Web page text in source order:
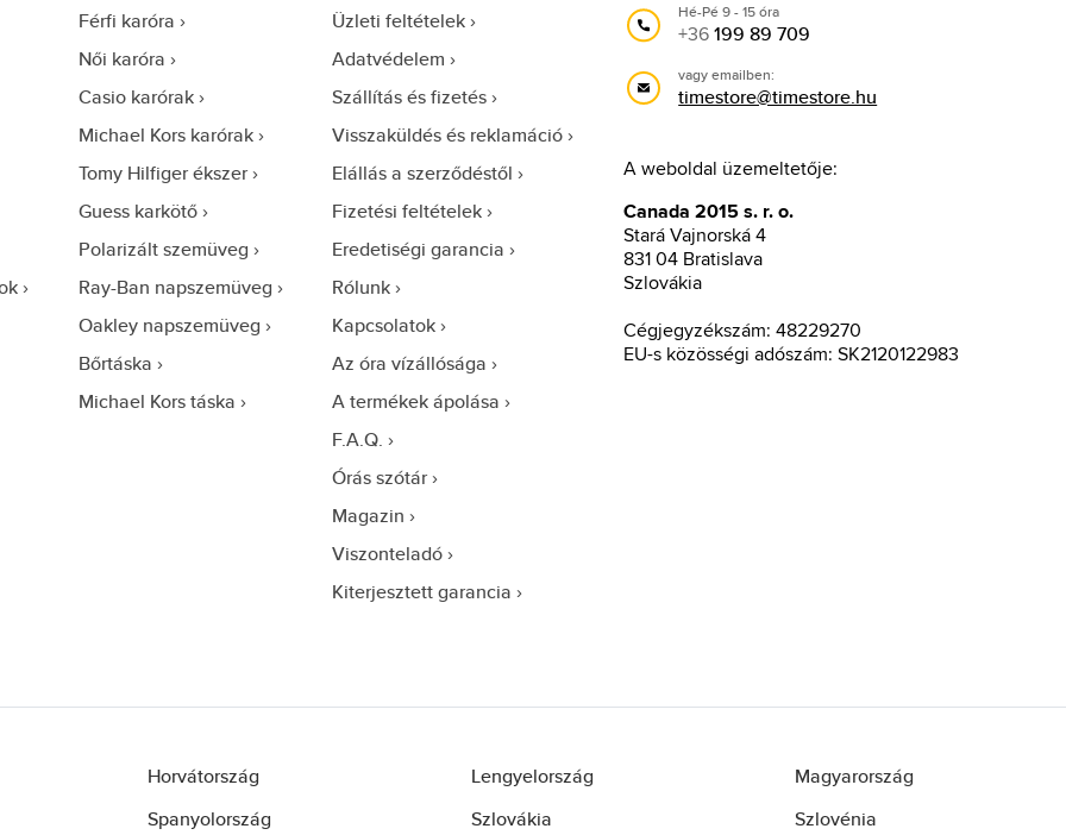
Férfi karóra
Női karóra
Casio karórak
Michael Kors karórak
Tomy Hilfiger ékszer
Guess karkötő
Polarizált szemüveg
Ray-Ban napszemüveg
Oakley napszemüveg
Bőrtáska
Michael Kors táska
Üzleti feltételek
Adatvédelem
Szállítás és fizetés
Visszaküldés és reklamáció
Elállás a szerződéstől
Fizetési feltételek
Eredetiségi garancia
Rólunk
Kapcsolatok
Az óra vízállósága
A termékek ápolása
F.A.Q.
Órás szótár
Magazin
Viszonteladó
Kiterjesztett garancia
Hé-Pé 9 - 15 óra
+36199 89 709
vagy emailben:
timestore@timestore.hu
A weboldal üzemeltetője:
Canada 2015 s. r. o.
Stará Vajnorská 4
831 04 Bratislava
Szlovákia
Cégjegyzékszám: 48229270
EU-s közösségi adószám: SK2120122983
Horvátország Lengyelország
Magyarország
Spanyolország Szlovákia Szlovénia